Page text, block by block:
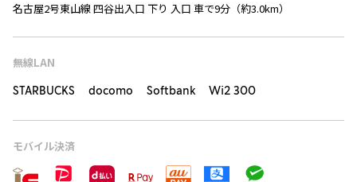
名古屋2号東山線 四谷出入口 下り 入口 車で9分（約3.0km）
無線LAN
STARBUCKS docomo Softbank Wi2 300
モバイル決済